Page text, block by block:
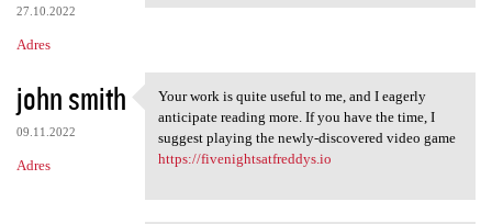
27.10.2022
Adres
john smith
09.11.2022
Adres
Your work is quite useful to
Your work is quite useful to me, and I eagerly
anticipate reading more. If you have the time, I
suggest playing the newly-discovered video game
https://fivenightsatfreddys.io